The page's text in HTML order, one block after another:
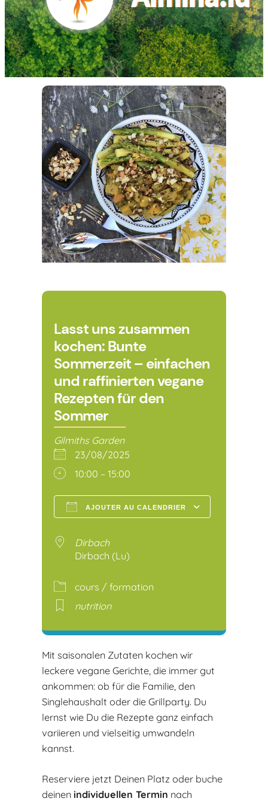
Lasst uns zusammen
kochen: Bunte
Sommerzeit – einfachen
und raffinierten vegane
Rezepten für den
Sommer
Gilmiths Garden
23/08/2025
10:00 – 15:00
AJOUTER AU CALENDRIER
Dirbach
Dirbach (Lu)
cours / formation
nutrition
Mit saisonalen Zutaten kochen wir
leckere vegane Gerichte, die immer gut
ankommen: ob für die Familie, den
Singlehaushalt oder die Grillparty. Du
lernst wie Du die Rezepte ganz einfach
variieren und vielseitig umwandeln
kannst.
Reserviere jetzt Deinen Platz oder buche
deinen individuellen Termin nach